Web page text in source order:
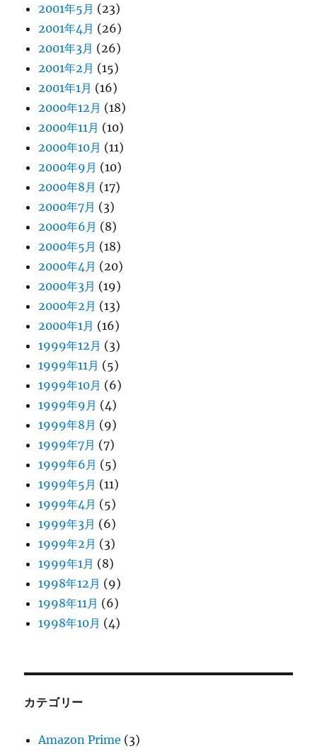
2001年5月 (23)
2001年4月 (26)
2001年3月 (26)
2001年2月 (15)
2001年1月 (16)
2000年12月 (18)
2000年11月 (10)
2000年10月 (11)
2000年9月 (10)
2000年8月 (17)
2000年7月 (3)
2000年6月 (8)
2000年5月 (18)
2000年4月 (20)
2000年3月 (19)
2000年2月 (13)
2000年1月 (16)
1999年12月 (3)
1999年11月 (5)
1999年10月 (6)
1999年9月 (4)
1999年8月 (9)
1999年7月 (7)
1999年6月 (5)
1999年5月 (11)
1999年4月 (5)
1999年3月 (6)
1999年2月 (3)
1999年1月 (8)
1998年12月 (9)
1998年11月 (6)
1998年10月 (4)
カテゴリー
Amazon Prime (3)